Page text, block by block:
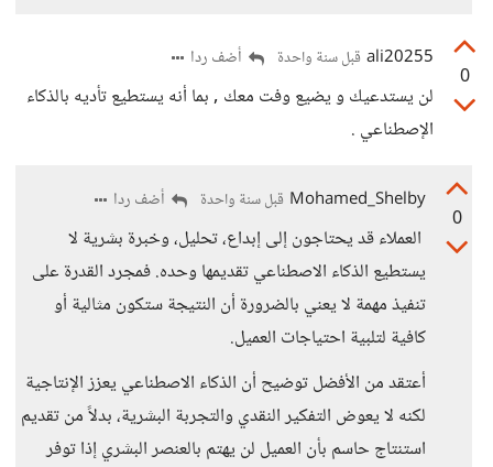
0
ali20255 قبل سنة واحدة أضف ردا
لن يستدعيك و يضيع وفت معك , بما أنه يستطيع تأديه بالذكاء
الإصطناعي .
0
Mohamed_Shelby قبل سنة واحدة أضف ردا
العملاء قد يحتاجون إلى إبداع، تحليل، وخبرة بشرية لا
يستطيع الذكاء الاصطناعي تقديمها وحده. فمجرد القدرة على
تنفيذ مهمة لا يعني بالضرورة أن النتيجة ستكون مثالية أو
كافية لتلبية احتياجات العميل.
أعتقد من الأفضل توضيح أن الذكاء الاصطناعي يعزز الإنتاجية
لكنه لا يعوض التفكير النقدي والتجربة البشرية، بدلاً من تقديم
استنتاج حاسم بأن العميل لن يهتم بالعنصر البشري إذا توفر